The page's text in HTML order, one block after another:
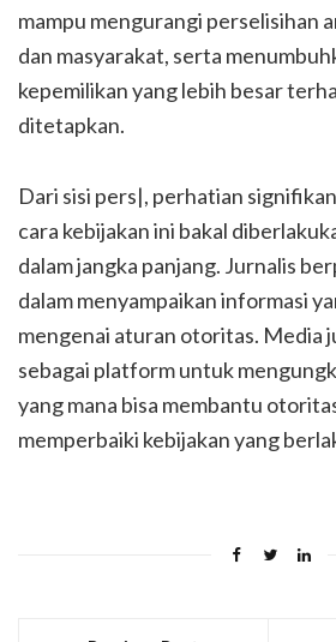
mampu mengurangi perselisihan
dan masyarakat, serta
kepemilikan yang lebih besar
ditetapkan.
Dari sisi pers|, perhatian
cara kebijakan ini bakal
dalam jangka panjang. Jurnalis
dalam menyampaikan informasi
mengenai aturan otoritas. Media
sebagai platform untuk
yang mana bisa membantu
memperbaiki kebijakan yang